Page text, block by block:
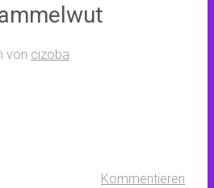
von cizoba
Kommentieren